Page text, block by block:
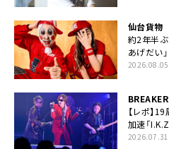
仙台貨物
約2年半
あげだい」
2026.08.05
【レポ】
加速「
2026.07.31